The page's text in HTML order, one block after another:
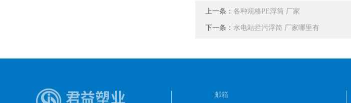
上一条： 各种规格PE浮筒 厂家
下一条： 水电站拦污浮筒 厂家哪里有
邮箱